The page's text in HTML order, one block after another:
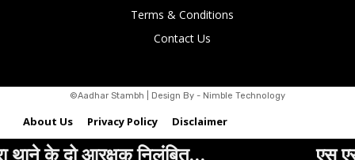
Terms & Conditions
Contact Us
©Aadhar Stambh | Design By - Nimble Technology
About Us Privacy Policy Disclaimer
Terms & Conditions Contact Usएस एस ग्रीन कॉलोनी